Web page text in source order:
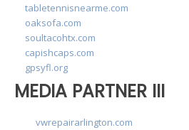
tabletennisnearme.com
oaksofa.com
soultacohtx.com
capishcaps.com
gpsyfl.org
MEDIA PARTNER III
vwrepairarlington.com